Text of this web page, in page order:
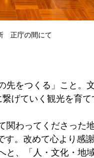
　正庁の間にて
をつくる」こと。
げていく観光を育
関わってくださった
。改めて心より感謝
と、「人・文化・地